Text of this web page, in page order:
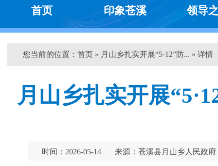
首页 印象苍溪 领导
您当前的位置： 首页 » 月山乡扎实开展“5·12”防... » 详情
月山乡扎实开展
时间：2026-05-14 来源：苍溪县月山乡人民政府